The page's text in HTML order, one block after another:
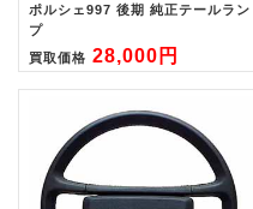
ポルシェ997 後期 純正テールラン
プ
買取価格 28,000円